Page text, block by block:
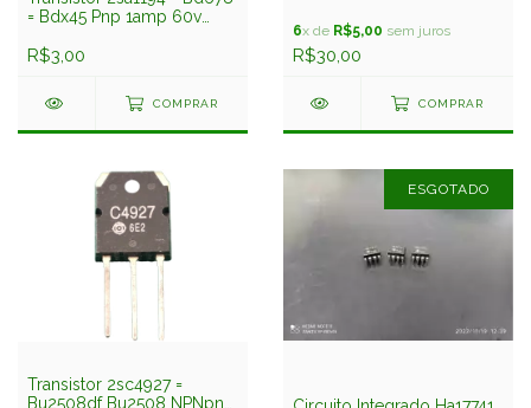
= Bdx45 Pnp 1amp 60v
R$3,00
COMPRAR
6x de R$5,00 sem juros
R$30,00
COMPRAR
Transistor 2sc4927 =
Bu2508df Bu2508 NPNpn
ESGOTADO